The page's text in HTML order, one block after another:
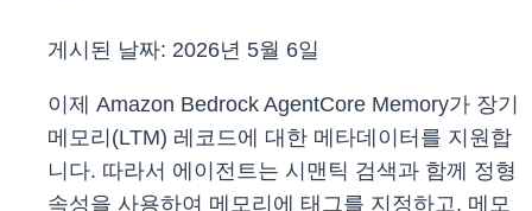
게시된 날짜: 2026년 5월 6일
이제 Amazon Bedrock AgentCore Memory가 장기
메모리(LTM) 레코드에 대한 메타데이터를 지원합
니다. 따라서 에이전트는 시맨틱 검색과 함께 정형
속성을 사용하여 메모리에 태그를 지정하고, 메모